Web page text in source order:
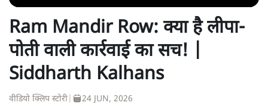
Ram Mandir Row: क्या है लीपा-
पोती वाली कार्रवाई का सच! |
Siddharth Kalhans
वीडियो क्लिप स्टोरी 24 JUN, 2026